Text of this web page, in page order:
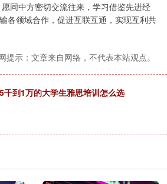
同中方密切交流往来，学习借鉴先进经
各领域合作，促进互联互通，实现互利共
提示：文章来自网络，不代表本站观点。
千到1万的大学生雅思培训怎么选